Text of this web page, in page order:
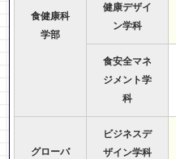
食健康科
学部
健康デザイ
ン学科
食安全マネ
ジメント学
科
グローバ
ビジネスデ
ザイン学科